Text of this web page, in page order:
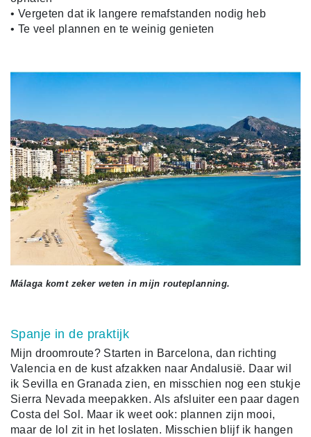
• Vergeten dat ik langere remafstanden nodig heb
• Te veel plannen en te weinig genieten
Málaga komt zeker weten in mijn routeplanning.
Spanje in de praktijk
Mijn droomroute? Starten in Barcelona, dan richting
Valencia en de kust afzakken naar Andalusië. Daar wil
ik Sevilla en Granada zien, en misschien nog een stukje
Sierra Nevada meepakken. Als afsluiter een paar dagen
Costa del Sol. Maar ik weet ook: plannen zijn mooi,
maar de lol zit in het loslaten. Misschien blijf ik hangen